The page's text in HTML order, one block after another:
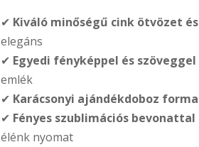
✔ Kiváló minőségű cink ötvözet
elegáns
✔ Egyedi fényképpel és
emlék
✔ Karácsonyi ajándékdoboz forma
✔ Fényes szublimációs
élénk nyomat